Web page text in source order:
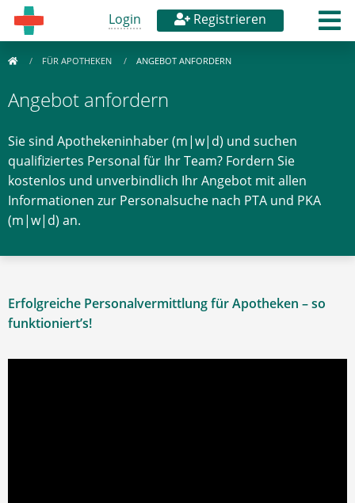
Login Registrieren
FÜR APOTHEKEN ANGEBOT ANFORDERN
Angebot anfordern
Sie sind Apothekeninhaber (m|w|d) und suchen
qualifiziertes Personal für Ihr Team? Fordern Sie
kostenlos und unverbindlich Ihr Angebot mit allen
Informationen zur Personalsuche nach PTA und PKA
(m|w|d) an.
Erfolgreiche Personalvermittlung für Apotheken – so
funktioniert’s!